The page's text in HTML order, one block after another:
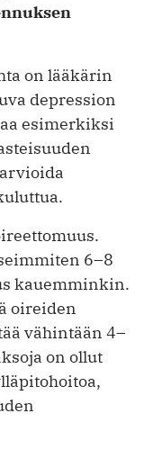
on lääkärin
depression
esimerkiksi
6–8
kauemminkin.
oireiden
vähintään 4–
on ollut